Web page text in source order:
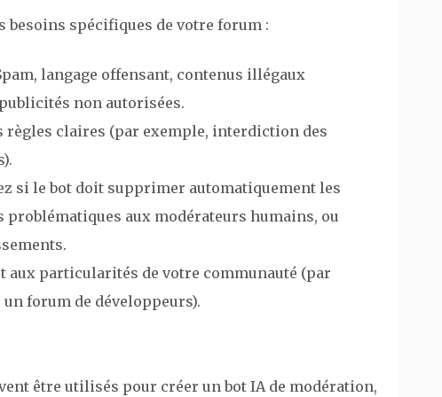
besoins spécifiques de votre forum :
langage offensant, contenus illégaux
non autorisées.
règles claires (par exemple, interdiction des
si le bot doit supprimer automatiquement les
problématiques aux modérateurs humains, ou
aux particularités de votre communauté (par
forum de développeurs).
être utilisés pour créer un bot IA de modération,